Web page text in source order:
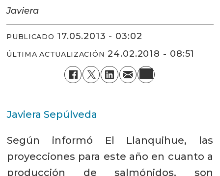
Javiera
PUBLICADO 17.05.2013 - 03:02
ÚLTIMA ACTUALIZACIÓN 24.02.2018 - 08:51
Javiera Sepúlveda
Según informó El Llanquihue, las
proyecciones para este año en cuanto a
producción de salmónidos, son